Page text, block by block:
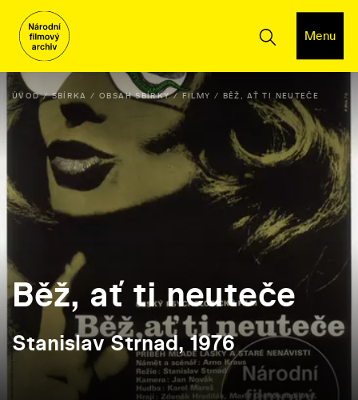
Menu
ÚVOD SBÍRKA OBSAH SBÍRKY FILMY BĚŽ, AŤ TI NEUTEČE
Běž, ať ti neuteče
Stanislav Strnad, 1976